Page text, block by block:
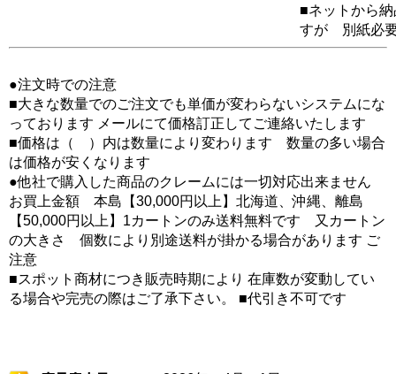
■ネットから
すが 別紙必
●注文時での注意
■大きな数量でのご注文でも単価が変わらないシステムにな
っております メールにて価格訂正してご連絡いたします
■価格は（ ）内は数量により変わります 数量の多い場合
は価格が安くなります
●他社で購入した商品のクレームには一切対応出来ません
お買上金額 本島【30,000円以上】北海道、沖縄、離島
【50,000円以上】1カートンのみ送料無料です 又カートン
の大きさ 個数により別途送料が掛かる場合があります ご
注意
■スポット商材につき販売時期により 在庫数が変動してい
る場合や完売の際はご了承下さい。 ■代引き不可です